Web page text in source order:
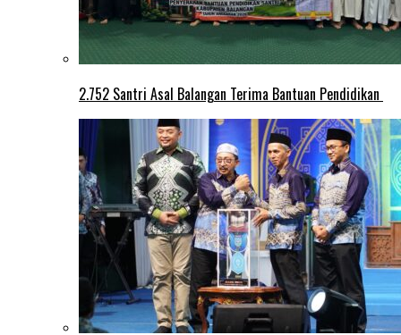
2.752 Santri Asal Balangan Terima Bantuan Pendidikan